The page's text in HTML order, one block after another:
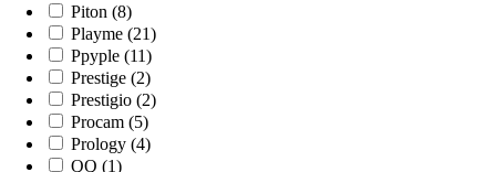
Piton (8)
Playme (21)
Ppyple (11)
Prestige (2)
Prestigio (2)
Procam (5)
Prology (4)
QQ (1)